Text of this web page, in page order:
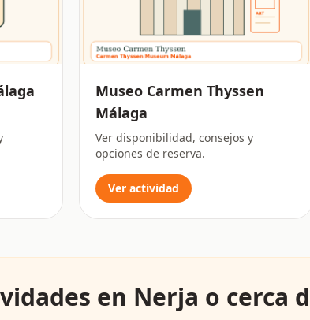
Museo Carmen Thyssen
Málaga
Ver disponibilidad, consejos y
opciones de reserva.
Ver actividad
en Nerja o cerca